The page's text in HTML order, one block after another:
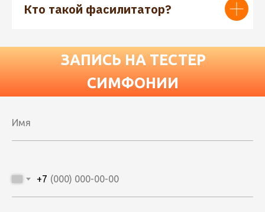
Кто такой фасилитатор?
+7